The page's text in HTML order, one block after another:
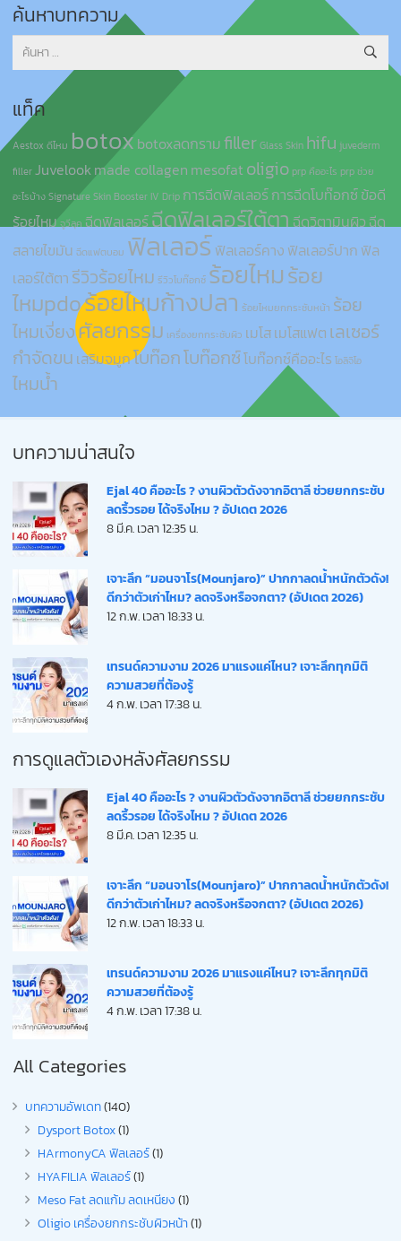
ค้นหาบทความ
ค้นหา
สำหรับ:
แท็ค
Aestox ดีไหม botoxbotoxลดกรามfillerGlass Skin hifu juvederm
fillerJuvelookmade collagen mesofat oligio prp คืออะไร prp ช่วย
อะไรบ้างSignature Skin Booster IV Drip การฉีดฟิลเลอร์การฉีดโบท๊อกซ์ข้อดี
ร้อยไหมจูวีลุค ฉีดฟิลเลอร์ฉีดฟิลเลอร์ใต้ตาฉีดวิตามินผิวฉีด
สลายไขมัน ฉีดแฟตบอม ฟิลเลอร์ฟิลเลอร์คาง ฟิลเลอร์ปาก ฟิล
เลอร์ใต้ตารีวิวร้อยไหม รีวิวโบท๊อกซ์ ร้อยไหมร้อย
ไหมpdoร้อยไหมก้างปลา ร้อยไหมยกกระชับหน้า ร้อย
ไหมเงี่ยงศัลยกรรม เครื่องยกกระชับผิว เมโสเมโสแฟต เลเซอร์
กำจัดขน เสริมจมูกโบท๊อกโบท๊อกซ์โบท๊อกซ์คืออะไร โอลิจิโอ
ไหมน้ำ
บทความน่าสนใจ
Ejal 40 คืออะไร ? งานผิวตัวดังจากอิตาลี ช่วยยกกระชับ
ลดริ้วรอย ได้จริงไหม ? อัปเดต 2026
8 มี.ค. เวลา 12:35 น.
เจาะลึก “มอนจาโร(Mounjaro)” ปากกาลดน้ำหนักตัวดัง!
ดีกว่าตัวเก่าไหม? ลดจริงหรือจกตา? (อัปเดต 2026)
12 ก.พ. เวลา 18:33 น.
เทรนด์ความงาม 2026 มาแรงแค่ไหน? เจาะลึกทุกมิติ
ความสวยที่ต้องรู้
4 ก.พ. เวลา 17:38 น.
การดูแลตัวเองหลังศัลยกรรม
Ejal 40 คืออะไร ? งานผิวตัวดังจากอิตาลี ช่วยยกกระชับ
ลดริ้วรอย ได้จริงไหม ? อัปเดต 2026
8 มี.ค. เวลา 12:35 น.
เจาะลึก “มอนจาโร(Mounjaro)” ปากกาลดน้ำหนักตัวดัง!
ดีกว่าตัวเก่าไหม? ลดจริงหรือจกตา? (อัปเดต 2026)
12 ก.พ. เวลา 18:33 น.
เทรนด์ความงาม 2026 มาแรงแค่ไหน? เจาะลึกทุกมิติ
ความสวยที่ต้องรู้
4 ก.พ. เวลา 17:38 น.
All Categories
บทความอัพเดท(140)
Dysport Botox(1)
HArmonyCA ฟิลเลอร์(1)
HYAFILIA ฟิลเลอร์(1)
Meso Fat ลดแก้ม ลดเหนียง(1)
Oligio เครื่องยกกระชับผิวหน้า(1)